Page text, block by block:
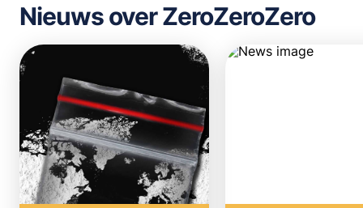
Nieuws over ZeroZeroZero